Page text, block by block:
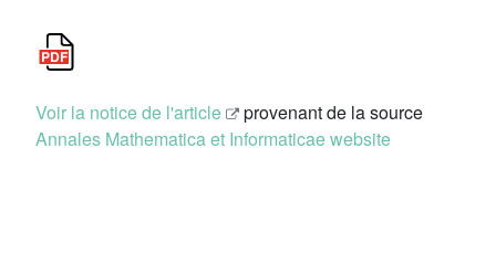
Voir la notice de l'article
provenant de la source
Annales Mathematica et Informaticae website